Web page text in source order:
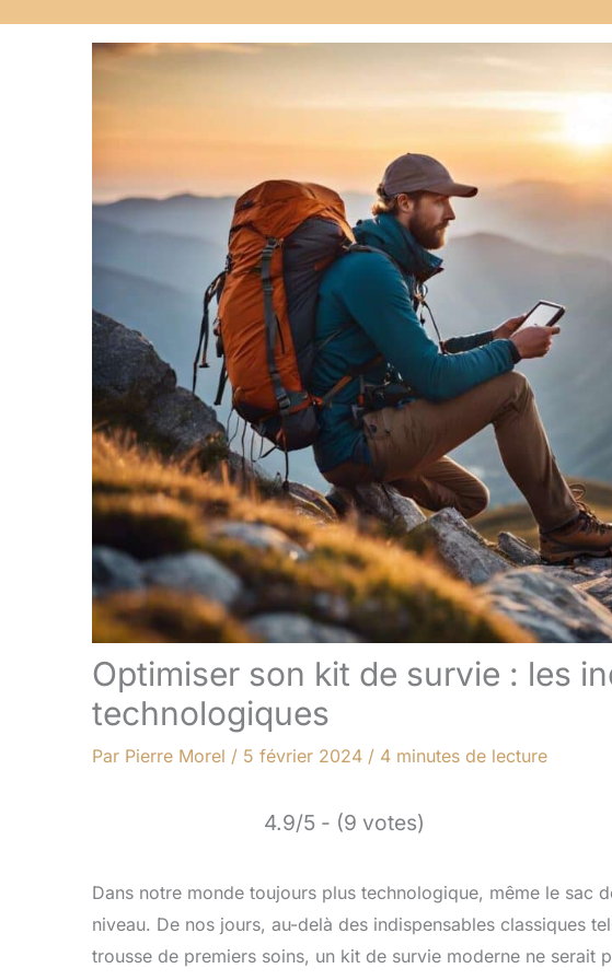
Optimiser son kit de survie : les
technologiques
Par Pierre Morel / 5 février 2024 / 4 minutes de lecture
4.9/5 - (9 votes)
Dans notre monde toujours plus technologique, même le sac
niveau. De nos jours, au-delà des indispensables classiques
trousse de premiers soins, un kit de survie moderne ne serait